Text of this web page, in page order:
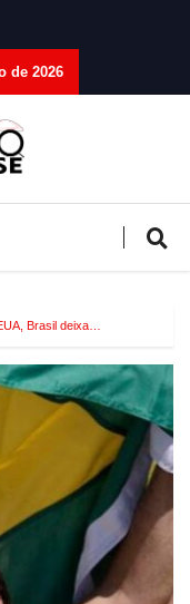
de 2026
Brasil deixa…